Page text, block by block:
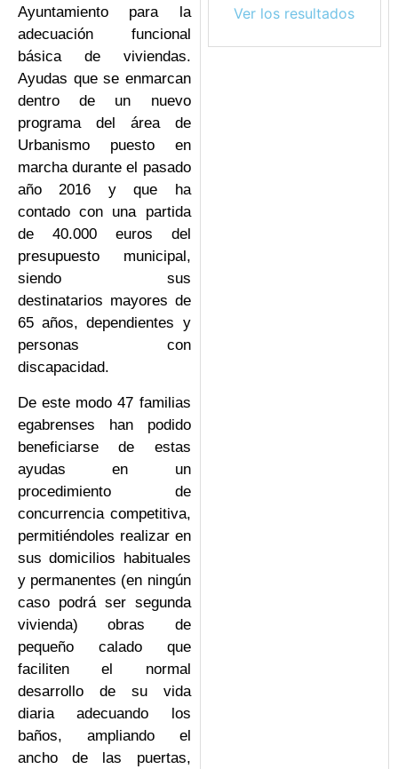
Ayuntamiento para la
adecuación funcional
básica de viviendas.
Ayudas que se enmarcan
dentro de un nuevo
programa del área de
Urbanismo puesto en
marcha durante el pasado
año 2016 y que ha
contado con una partida
de 40.000 euros del
presupuesto municipal,
siendo sus
destinatarios mayores de
65 años, dependientes y
personas con
discapacidad.
De este modo 47 familias
egabrenses han podido
beneficiarse de estas
ayudas en un
procedimiento de
concurrencia competitiva,
permitiéndoles realizar en
sus domicilios habituales
y permanentes (en ningún
caso podrá ser segunda
vivienda) obras de
pequeño calado que
faciliten el normal
desarrollo de su vida
diaria adecuando los
baños, ampliando el
ancho de las puertas,
Ver los resultados